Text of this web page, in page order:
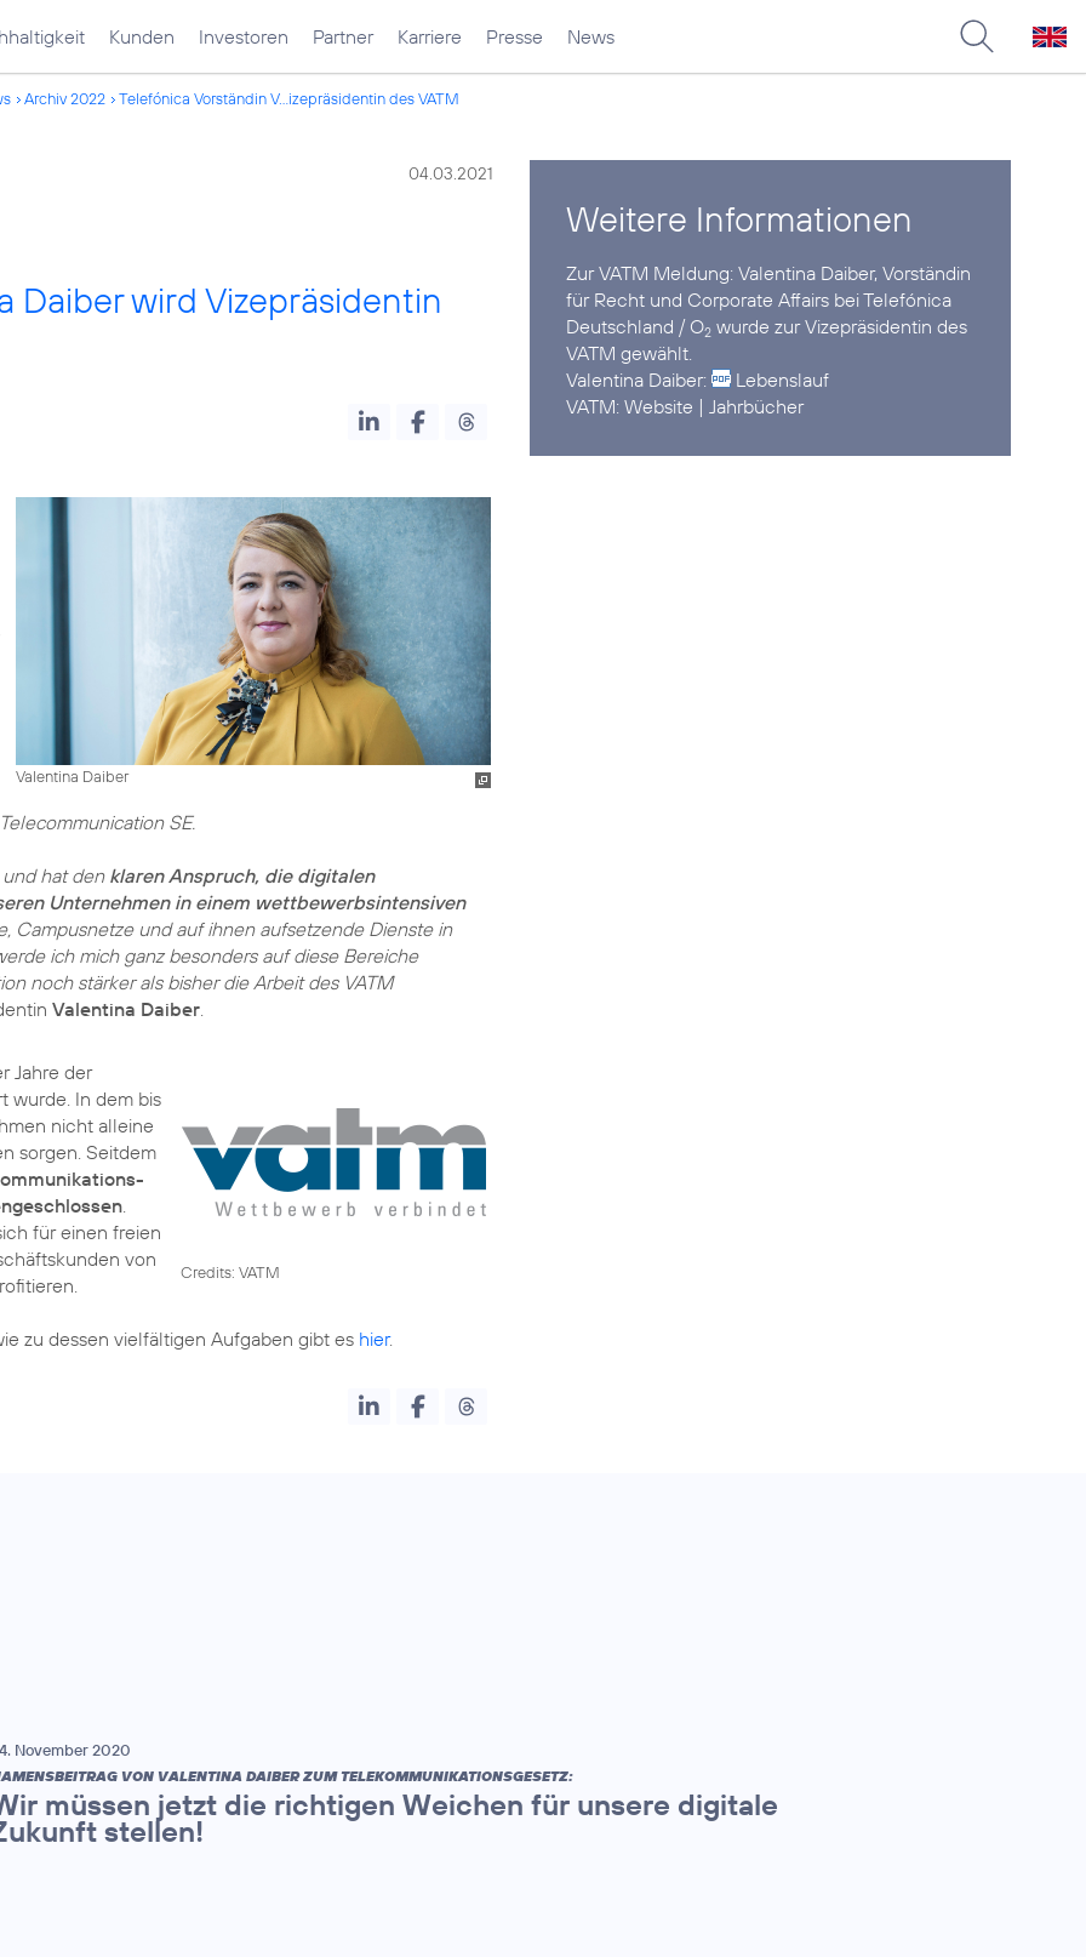
Kunden Investoren Partner Karriere Presse News
Archiv 2022 Telefónica Vorständin V...izepräsidentin des VATM
04.03.2021
Daiber wird Vizepräsidentin
Valentina Daiber
SE.
hat den klaren Anspruch, die digitalen
Unternehmen in einem wettbewerbsintensiven
Campusnetze und auf ihnen aufsetzende Dienste in
ich mich ganz besonders auf diese Bereiche
noch stärker als bisher die Arbeit des VATM
Valentina Daiber.
Credits: VATM
Jahre der
wurde. In dem bis
nicht alleine
sorgen. Seitdem
.
für einen freien
von
zu dessen vielfältigen Aufgaben gibt es hier.
Weitere Informationen
Zur VATM Meldung:Valentina Daiber, Vorständin
für Recht und Corporate Affairs bei Telefónica
Deutschland / O2 wurde zur Vizepräsidentin des
VATM gewählt.
Valentina Daiber:
Lebenslauf
VATM:Website |Jahrbücher
November 2020
VON VALENTINA DAIBER ZUM TELEKOMMUNIKATIONSGESETZ:
müssen jetzt die richtigen Weichen für unsere digitale
stellen!